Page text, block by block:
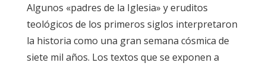
Algunos «padres de la Iglesia» y eruditos
teológicos de los primeros siglos interpretaron
la historia como una gran semana cósmica de
siete mil años. Los textos que se exponen a